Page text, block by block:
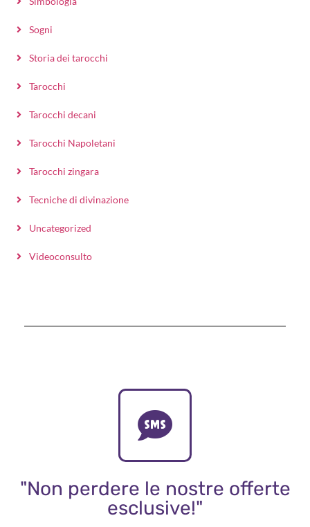
Sogni
Storia dei tarocchi
Tarocchi
Tarocchi decani
Tarocchi Napoletani
Tarocchi zingara
Tecniche di divinazione
Uncategorized
Videoconsulto
"Non perdere le nostre offerte
esclusive!"